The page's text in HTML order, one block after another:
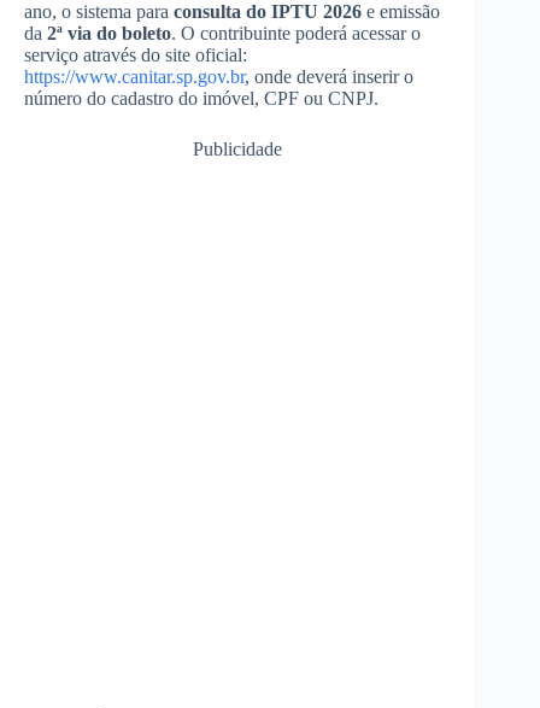
ano, o sistema para consulta do IPTU 2026 e emissão
da 2ª via do boleto. O contribuinte poderá acessar o
serviço através do site oficial:
https://www.canitar.sp.gov.br, onde deverá inserir o
número do cadastro do imóvel, CPF ou CNPJ.
Publicidade